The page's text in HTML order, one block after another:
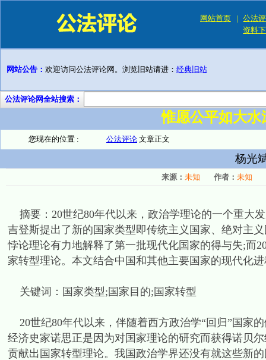
网站首页 | 公法
资料
网站公告： 欢迎访问公法评论网。浏览旧站请进： 经典旧站
公法评论网全站搜索：
惟愿公平如大
您现在的位置 : 公法评论 文章正文
杨光
来源： 未知 作者： 未知
摘要：20世纪80年代以来，政治学理论的一个重大
吉登斯提出了新的国家类型即传统主义国家、绝对主
悖论理论有力地解释了第一批现代化国家的得与失;而
家转型理论。本文结合中国和其他主要国家的现代化
关键词：国家类型;国家目的;国家转型
20世纪80年代以来，伴随着西方政治学“回归”国家
经济史家诺思正是因为对国家理论的研究而获得诺贝
贡献出国家转型理论。我国政治学界还没有就这些新